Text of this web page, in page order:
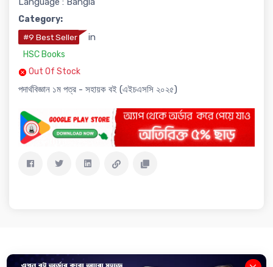
Category:
#9 Best Seller in
HSC Books
Out Of Stock
পদার্থবিজ্ঞান ১ম পত্র - সহায়ক বই (এইচএসসি ২০২৫)
Description Review(1)